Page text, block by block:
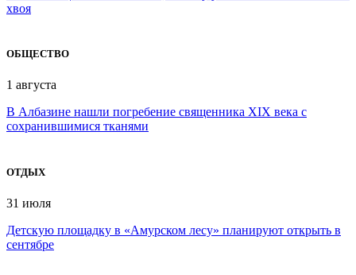
хвоя
ОБЩЕСТВО
1 августа
В Албазине нашли погребение священника XIX века с
сохранившимися тканями
ОТДЫХ
31 июля
Детскую площадку в «Амурском лесу» планируют открыть в
сентябре